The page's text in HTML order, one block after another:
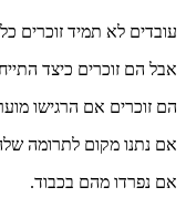
עובדים לא תמיד זוכרים
אבל הם זוכרים כיצד
הם זוכרים אם הרגישו
אם נתנו מקום לתרומה
אם נפרדו מהם בכבוד.